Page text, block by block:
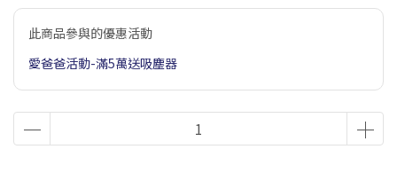
此商品參與的優惠活動
愛爸爸活動-滿5萬送吸塵器